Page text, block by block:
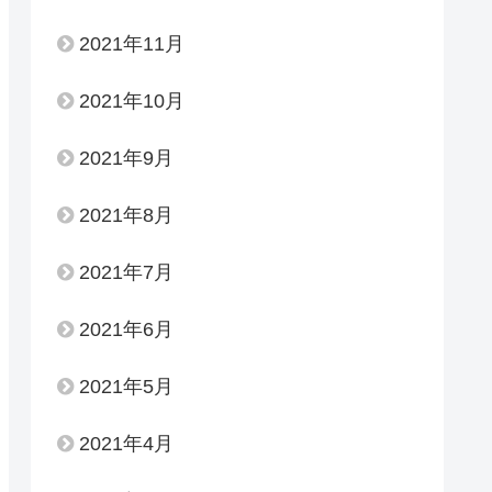
2021年11月
2021年10月
2021年9月
2021年8月
2021年7月
2021年6月
2021年5月
2021年4月